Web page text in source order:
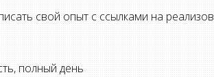
свой опыт с ссылками на
полный день